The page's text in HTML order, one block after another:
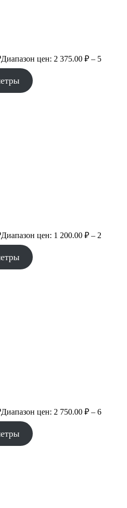
Диапазон цен: 2 375.00 ₽ – 5
Диапазон цен: 1 200.00 ₽ – 2
Диапазон цен: 2 750.00 ₽ – 6